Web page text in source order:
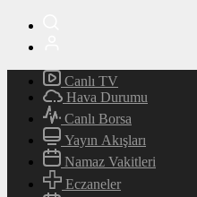
Canlı TV
Hava Durumu
Canlı Borsa
Yayın Akışları
Namaz Vakitleri
Eczaneler